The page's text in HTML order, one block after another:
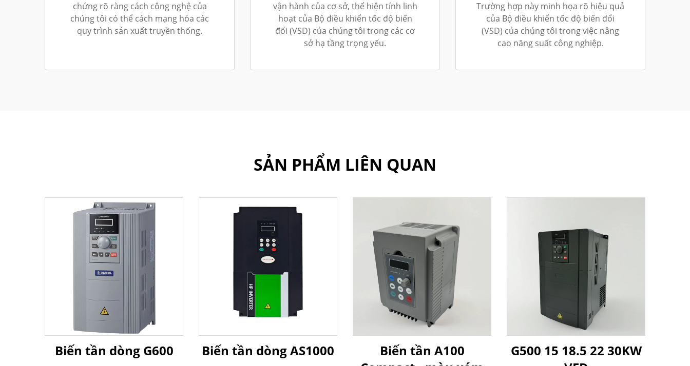
chứng rõ ràng cách công nghệ của
chúng tôi có thể cách mạng hóa các
quy trình sản xuất truyền thống.
vận hành của cơ sở, thể hiện tính linh
hoạt của Bộ điều khiển tốc độ biến
đổi (VSD) của chúng tôi trong các cơ
sở hạ tầng trọng yếu.
Trường hợp này minh họa rõ hiệu quả
của Bộ điều khiển tốc độ biến đổi
(VSD) của chúng tôi trong việc nâng
cao năng suất công nghiệp.
SẢN PHẨM LIÊN QUAN
Biến tần dòng G600 Biến tần dòng AS1000
Biến tần A100
G500 15 18.5 22 30KW